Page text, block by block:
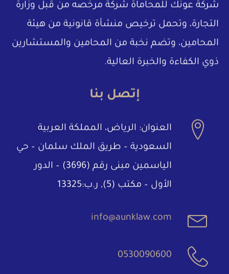
شركة عونك للمحاماة شركة مرخصه من قبل وزارة
التجارة، وتحمل ترخيص منشأة قانونية من هيئة
المحامين، وتضم نخبة من المحامين والمستشارين
ذوي الكفاءة والخبرة العالية.
إتصل بنا
العنوان: الرياض، المملكة العربية
السعودية – طريق الملك سلمان – حي
الياسمين مبنى رقم (3696) – الدور
الأول – مكتب (5), ر.ب:13325
info@aunklaw.com
0530090600